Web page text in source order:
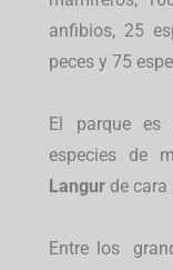
anfibios, 25
peces y 75
El parque es
especies de
Langur de cara
Entre los